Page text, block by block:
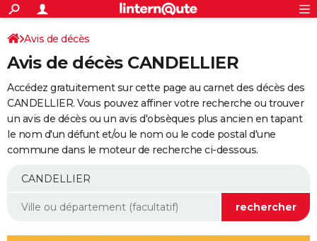
ACTUALITÉS
Politique
Société
Faits Divers
Education
Monde
Villes
+
SPORT
Coupe du monde 2026
Football
Tennis
Cyclisme
Rugby
Forum
Programme TV
TNT
Streaming
Cinéma
Sorties cinéma
Musique
+
FINANCE
Impôts
Immobilier
Risques naturels par ville
Banque
Assurance
Crédit
AUTO
Essais
Réserver un essai
Citadines
Berlines
SUV
Forum auto
+
Mobiles
Meilleur smartphone
Internet
Ordinateurs
Jeux vidéo
Guide high-tech
Aménagement intérieur
Avis de décès
Avis de décès CANDELLIER
Accédez gratuitement sur cette page au carnet des décès des
CANDELLIER. Vous pouvez affiner votre recherche ou trouver
un avis de décès ou un avis d'obsèques plus ancien en tapant
le nom d'un défunt et/ou le nom ou le code postal d'une
commune dans le moteur de recherche ci-dessous.